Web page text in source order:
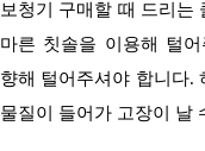
보청기 구매할 때 드리는
마른 칫솔을 이용해 털어
향해 털어주셔야 합니다.
물질이 들어가 고장이 날